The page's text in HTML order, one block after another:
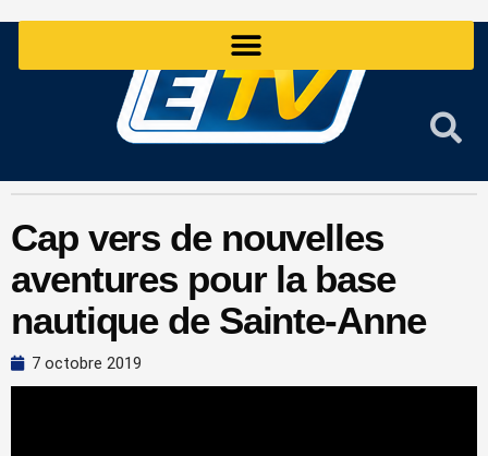
Cap vers de nouvelles
aventures pour la base
nautique de Sainte-Anne
7 octobre 2019